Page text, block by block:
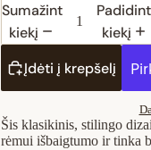
Sumažinti
kiekį
kiekį
Įdėti į krepšelį
Šis klasikinis, stilingo
rėmui išbaigtumo ir tinka